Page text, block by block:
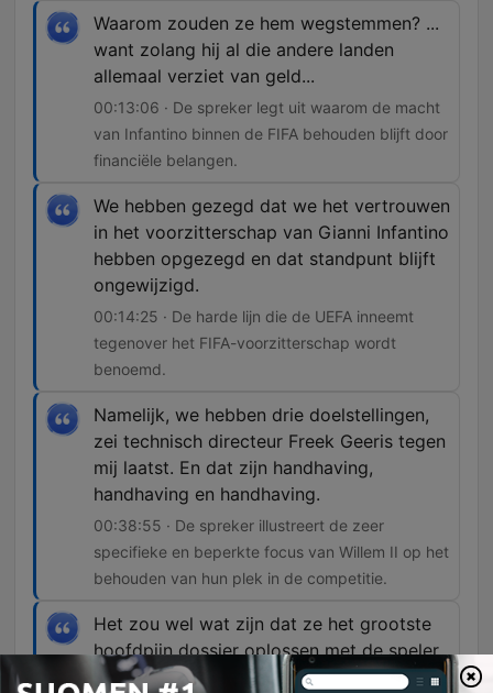
Waarom zouden ze hem wegstemmen? ...
want zolang hij al die andere landen
allemaal verziet van geld...
00:13:06 · De spreker legt uit waarom de macht
van Infantino binnen de FIFA behouden blijft door
financiële belangen.
We hebben gezegd dat we het vertrouwen
in het voorzitterschap van Gianni Infantino
hebben opgezegd en dat standpunt blijft
ongewijzigd.
00:14:25 · De harde lijn die de UEFA inneemt
tegenover het FIFA-voorzitterschap wordt
benoemd.
Namelijk, we hebben drie doelstellingen,
zei technisch directeur Freek Geeris tegen
mij laatst. En dat zijn handhaving,
handhaving en handhaving.
00:38:55 · De spreker illustreert de zeer
specifieke en beperkte focus van Willem II op het
behouden van hun plek in de competitie.
Het zou wel wat zijn dat ze het grootste
hoofdpijn dossier oplossen met de speler
van de grootste concurrent.